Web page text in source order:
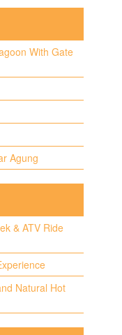
With Gate
Agung
& ATV Ride
Natural Hot